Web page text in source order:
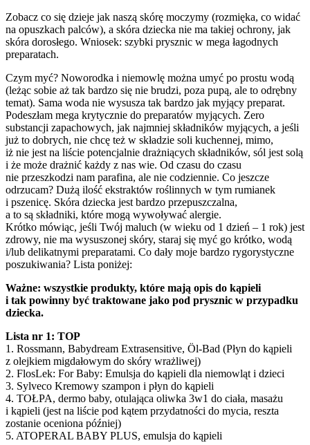
Zobacz co się dzieje jak naszą skórę moczymy (rozmięka, co widać
na opuszkach palców), a skóra dziecka nie ma takiej ochrony, jak
skóra dorosłego. Wniosek: szybki prysznic w mega łagodnych
preparatach.
Czym myć? Noworodka i niemowlę można umyć po prostu wodą
(leżąc sobie aż tak bardzo się nie brudzi, poza pupą, ale to odrębny
temat). Sama woda nie wysusza tak bardzo jak myjący preparat.
Podeszłam mega krytycznie do preparatów myjących. Zero
substancji zapachowych, jak najmniej składników myjących, a jeśli
już to dobrych, nie chcę też w składzie soli kuchennej, mimo,
iż nie jest na liście potencjalnie drażniących składników, sól jest solą
i że może drażnić każdy z nas wie. Od czasu do czasu
nie przeszkodzi nam parafina, ale nie codziennie. Co jeszcze
odrzucam? Dużą ilość ekstraktów roślinnych w tym rumianek
i pszenicę. Skóra dziecka jest bardzo przepuszczalna,
a to są składniki, które mogą wywoływać alergie.
Krótko mówiąc, jeśli Twój maluch (w wieku od 1 dzień – 1 rok) jest
zdrowy, nie ma wysuszonej skóry, staraj się myć go krótko, wodą
i/lub delikatnymi preparatami. Co dały moje bardzo rygorystyczne
poszukiwania? Lista poniżej:
Ważne: wszystkie produkty, które mają opis do kąpieli
i tak powinny być traktowane jako pod prysznic w przypadku
dziecka.
Lista nr 1: TOP
1. Rossmann, Babydream Extrasensitive, Öl-Bad (Płyn do kąpieli
z olejkiem migdałowym do skóry wrażliwej)
2. FlosLek: For Baby: Emulsja do kąpieli dla niemowląt i dzieci
3. Sylveco Kremowy szampon i płyn do kąpieli
4. TOŁPA, dermo baby, otulająca oliwka 3w1 do ciała, masażu
i kąpieli (jest na liście pod kątem przydatności do mycia, reszta
zostanie oceniona później)
5. ATOPERAL BABY PLUS, emulsja do kąpieli